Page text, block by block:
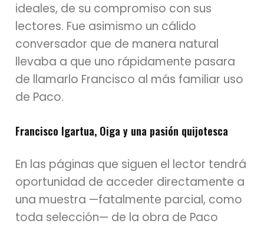
ideales, de su compromiso con sus
lectores. Fue asimismo un cálido
conversador que de manera natural
llevaba a que uno rápidamente pasara
de llamarlo Francisco al más familiar uso
de Paco.
Francisco Igartua, Oiga y una pasión quijotesca
En las páginas que siguen el lector tendrá
oportunidad de acceder directamente a
una muestra —fatalmente parcial, como
toda selección— de la obra de Paco